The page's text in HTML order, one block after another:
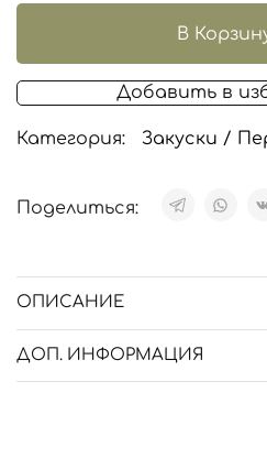
В
Добавить в
Категория: Закуски /
Поделиться:
ОПИСАНИЕ
ДОП. ИНФОРМАЦИЯ